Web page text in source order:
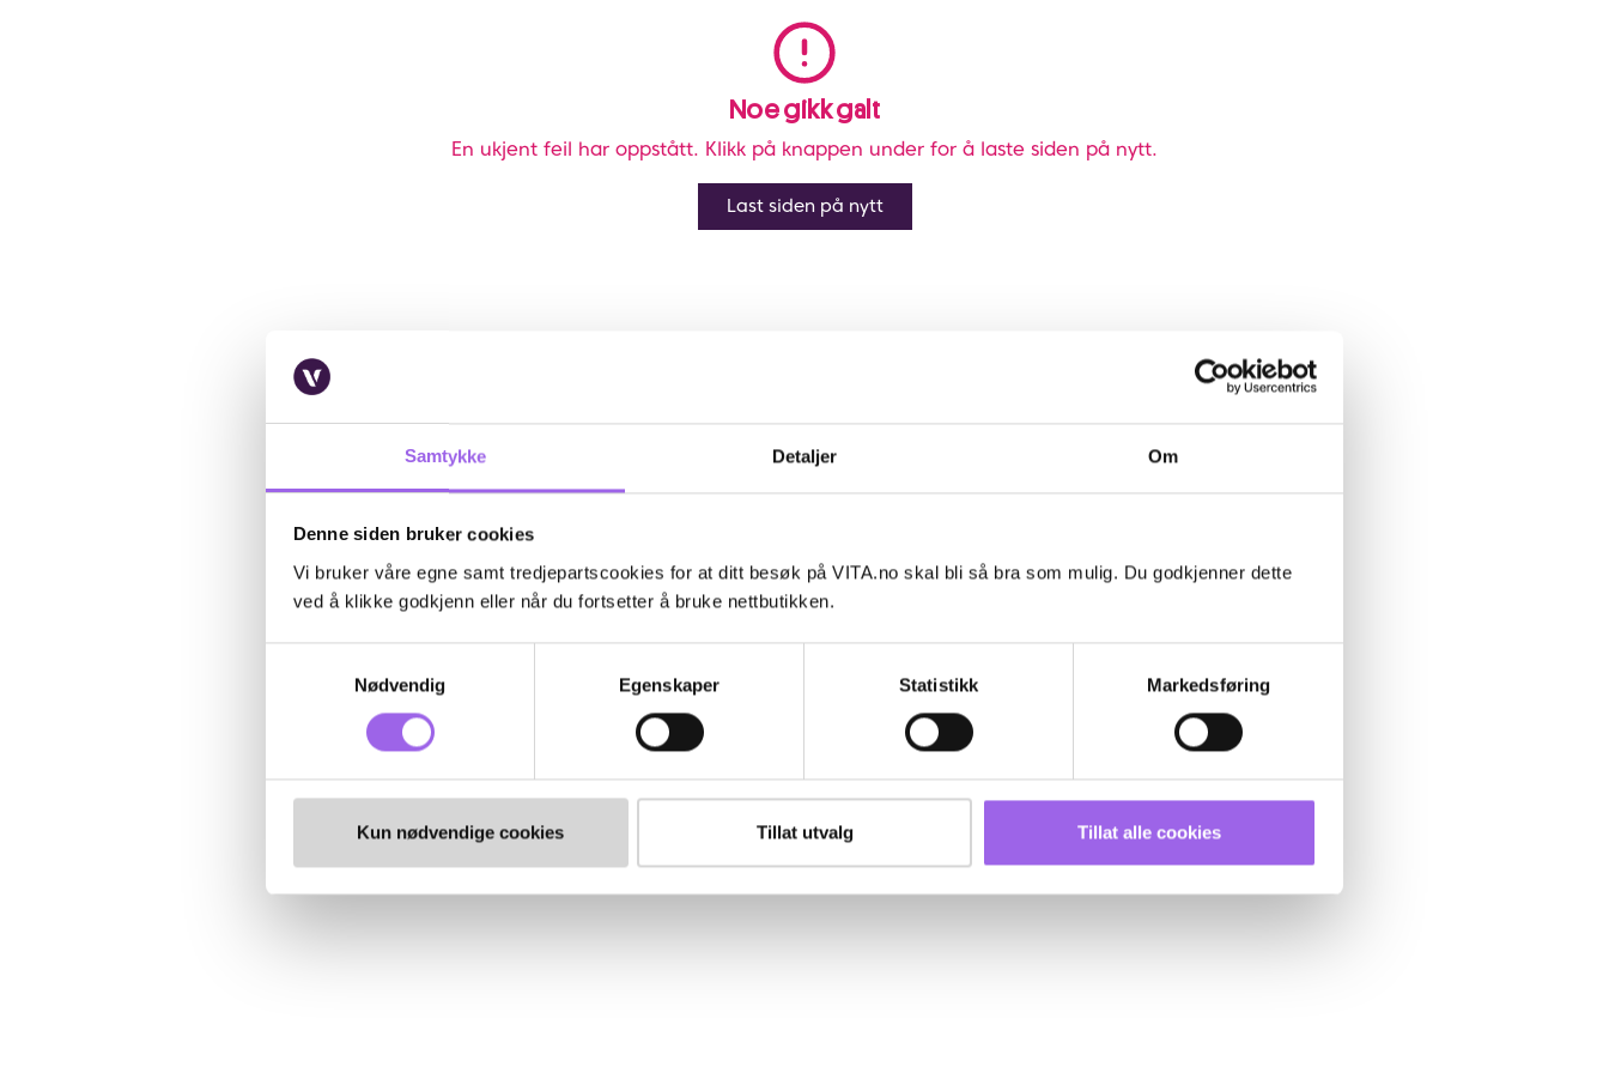
Samtykke Detaljer Om
Denne siden bruker cookies
Vi bruker våre egne samt tredjepartscookies for at ditt besøk på VITA.no skal bli så bra som mulig. Du godkjenner dette
ved å klikke godkjenn eller når du fortsetter å bruke nettbutikken.
Nødvendig
Egenskaper Statistikk Markedsføring
Kun nødvendige cookies Tillat utvalg Tillat alle cookies
Noe gikk galt
En ukjent feil har oppstått. Klikk på knappen under for å laste siden på nytt.
Last siden på nytt